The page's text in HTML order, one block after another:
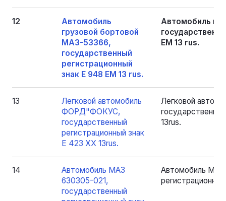
12
Автомобиль
грузовой бортовой
МАЗ-53366,
государственный
регистрационный
знак Е 948 ЕМ 13 rus.
Автомобиль
ЕМ 13 rus.
13
Легковой автомобиль
ФОРД"ФОКУС,
государственный
регистрационный знак
Е 423 XX 13rus.
Легковой
13rus.
14
Автомобиль МАЗ
630305-021,
государственный
Автомобиль МАЗ